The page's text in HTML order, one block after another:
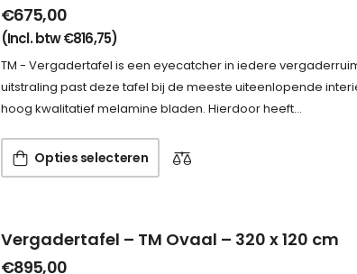
€675,00
(Incl. btw€816,75)
TM - Vergadertafel is een eyecatcher in iedere
uitstraling past deze tafel bij de meeste uiteenlopende
hoog kwalitatief melamine bladen. Hierdoor heeft…
Opties selecteren
Vergadertafel – TM Ovaal – 320 x 120 cm
€895,00